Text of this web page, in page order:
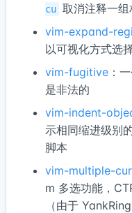
cu 取消注释一
vim-expand-
以可视化方式选
vim-fugitive ：
是非法的
vim-indent-
示相同缩进级别
脚本
vim-multiple-
m 多选功能，
（由于